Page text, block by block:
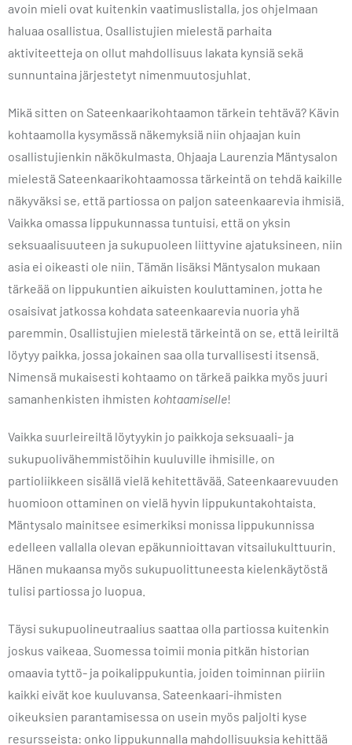
avoin mieli ovat kuitenkin vaatimuslistalla, jos ohjelmaan
haluaa osallistua. Osallistujien mielestä parhaita
aktiviteetteja on ollut mahdollisuus lakata kynsiä sekä
sunnuntaina järjestetyt nimenmuutosjuhlat.
Mikä sitten on Sateenkaarikohtaamon tärkein tehtävä? Kävin
kohtaamolla kysymässä näkemyksiä niin ohjaajan kuin
osallistujienkin näkökulmasta. Ohjaaja Laurenzia Mäntysalon
mielestä Sateenkaarikohtaamossa tärkeintä on tehdä kaikille
näkyväksi se, että partiossa on paljon sateenkaarevia ihmisiä.
Vaikka omassa lippukunnassa tuntuisi, että on yksin
seksuaalisuuteen ja sukupuoleen liittyvine ajatuksineen, niin
asia ei oikeasti ole niin. Tämän lisäksi Mäntysalon mukaan
tärkeää on lippukuntien aikuisten kouluttaminen, jotta he
osaisivat jatkossa kohdata sateenkaarevia nuoria yhä
paremmin. Osallistujien mielestä tärkeintä on se, että leiriltä
löytyy paikka, jossa jokainen saa olla turvallisesti itsensä.
Nimensä mukaisesti kohtaamo on tärkeä paikka myös juuri
samanhenkisten ihmisten kohtaamiselle!
Vaikka suurleireiltä löytyykin jo paikkoja seksuaali- ja
sukupuolivähemmistöihin kuuluville ihmisille, on
partioliikkeen sisällä vielä kehitettävää. Sateenkaarevuuden
huomioon ottaminen on vielä hyvin lippukuntakohtaista.
Mäntysalo mainitsee esimerkiksi monissa lippukunnissa
edelleen vallalla olevan epäkunnioittavan vitsailukulttuurin.
Hänen mukaansa myös sukupuolittuneesta kielenkäytöstä
tulisi partiossa jo luopua.
Täysi sukupuolineutraalius saattaa olla partiossa kuitenkin
joskus vaikeaa. Suomessa toimii monia pitkän historian
omaavia tyttö- ja poikalippukuntia, joiden toiminnan piiriin
kaikki eivät koe kuuluvansa. Sateenkaari-ihmisten
oikeuksien parantamisessa on usein myös paljolti kyse
resursseista: onko lippukunnalla mahdollisuuksia kehittää